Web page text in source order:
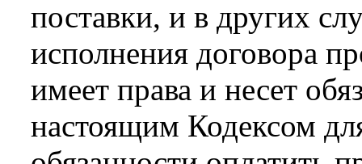
поставки, и в других
исполнения договора
имеет права и несет
настоящим Кодексом